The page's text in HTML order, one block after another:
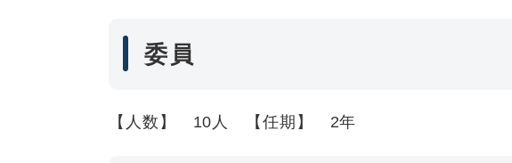
委員
【人数】 10人 【任期】 2年